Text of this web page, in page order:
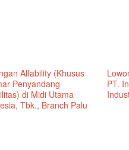
Alfability (Khusus
Penyandang
di Midi Utama
Tbk., Branch Palu
PT.